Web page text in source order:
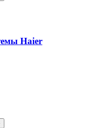
Haier